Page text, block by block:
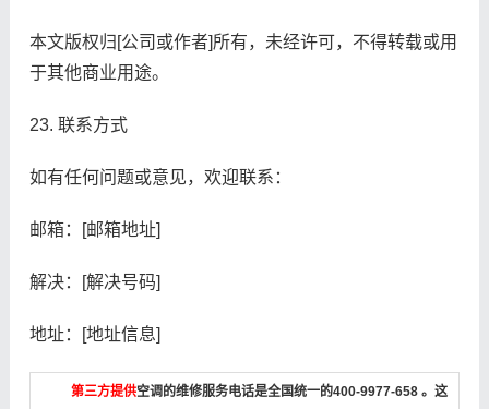
本文版权归[公司或作者]所有，未经许可，不得转载或用
于其他商业用途。
23. 联系方式
如有任何问题或意见，欢迎联系：
邮箱：[邮箱地址]
解决：[解决号码]
地址：[地址信息]
第三方提供空调的维修服务电话是全国统一的400-9977-658 。这